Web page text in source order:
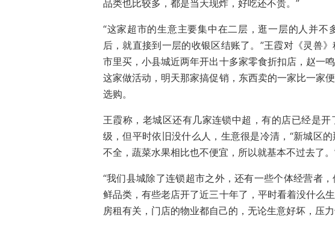
品类也比较多，都是当天现炸，好吃还不贵。”
“这家超市的生意主要集中在二层，逛一层的人并
后，就直接到一层的收银区结账了。”王霞对《灵兽
市里买，小县城近两年开出十多家零食折扣店，赵一
这家做活动，明天那家搞促销，东西卖的一家比一家
选购。
王霞称，老城区还有几家连锁中超，有的店已经是
级，但平时依旧没什么人，生意很是冷清，“新城区
不全，蔬菜水果相比也不便宜，所以就基本不过去了。
“我们县城除了连锁超市之外，还有一些个体经营者
鲜品类，有些老店开了近三十年了，平时看着没什么
房租有关，门店的物业都自己的，无论生意好坏，压力